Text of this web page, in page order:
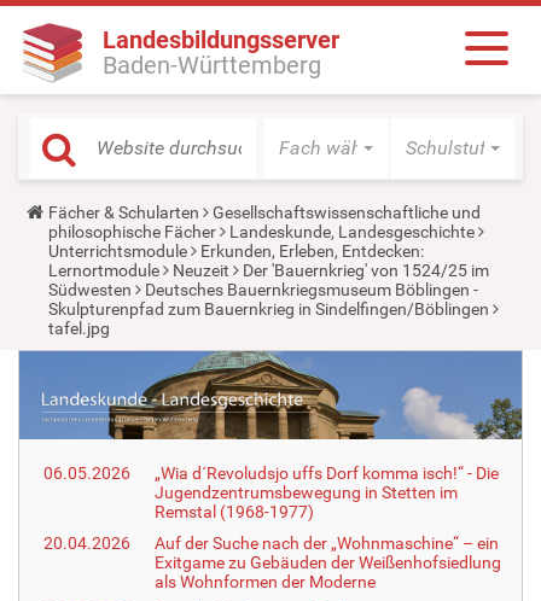
Landesbildungsserver
Baden-Württemberg
Fach wählen Schulstufe
Y
o
u
a
r
e
h
e
:
Fächer & Schularten
Gesellschaftswissenschaftliche und
philosophische Fächer
Landeskunde, Landesgeschichte
Unterrichtsmodule
Erkunden, Erleben, Entdecken:
Lernortmodule
Neuzeit
Der 'Bauernkrieg' von 1524/25 im
Südwesten
Deutsches Bauernkriegsmuseum Böblingen -
Skulpturenpfad zum Bauernkrieg in Sindelfingen/Böblingen
tafel.jpg
06.05.2026
„Wia d´Revoludsjo uffs Dorf komma isch!“ - Die
Jugendzentrumsbewegung in Stetten im
Remstal (1968-1977)
20.04.2026
Auf der Suche nach der „Wohnmaschine“ – ein
Exitgame zu Gebäuden der Weißenhofsiedlung
als Wohnformen der Moderne